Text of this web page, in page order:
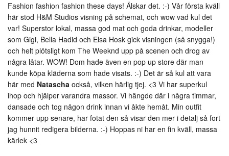
Fashion fashion fashion these days! Älskar det. :-) Vår första kväll
här stod H&M Studios visning på schemat, och wow vad kul det
var! Superstor lokal, massa god mat och goda drinkar, modeller
som Gigi, Bella Hadid och Elsa Hosk gick visningen (så snygga!)
och helt plötsligt kom The Weeknd upp på scenen och drog av
några låtar. WOW! Dom hade även en pop up store där man
kunde köpa kläderna som hade visats. :-) Det är så kul att vara
här med Natascha också, vilken härlig tjej. <3 Vi har superkul
ihop och hjälper varandra massor. Vi hängde där i några timmar,
dansade och tog någon drink innan vi åkte hemåt. Min outfit
kommer upp senare, har fotat den så visar den mer i detalj så fort
jag hunnit redigera bilderna. :-) Hoppas ni har en fin kväll, massa
kärlek <3